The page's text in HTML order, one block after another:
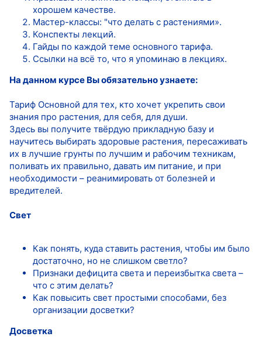
хорошем качестве.
Мастер-классы: "что делать с растениями».
Конспекты лекций.
Гайды по каждой теме основного тарифа.
Ссылки на всё то, что я упоминаю в лекциях.
На данном курсе Вы обязательно узнаете:
Тариф Основной для тех, кто хочет укрепить свои
знания про растения, для себя, для души.
Здесь вы получите твёрдую прикладную базу и
научитесь выбирать здоровые растения, пересаживать
их в лучшие грунты по лучшим и рабочим техникам,
поливать их правильно, давать им питание, и при
необходимости – реанимировать от болезней и
вредителей.
Свет
Как понять, куда ставить растения, чтобы им было
достаточно, но не слишком светло?
Признаки дефицита света и переизбытка света –
что с этим делать?
Как повысить свет простыми способами, без
организации досветки?
Досветка